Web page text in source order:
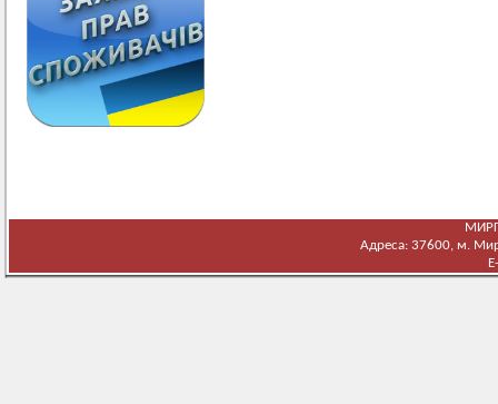
Адреса: 37600, м.